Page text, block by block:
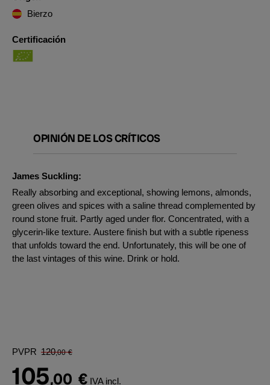
Bierzo
Certificación
OPINIÓN DE LOS CRÍTICOS
James Suckling:
Really absorbing and exceptional, showing lemons, almonds,
green olives and spices with a saline thread complemented by
round stone fruit. Partly aged under flor. Concentrated, with a
glycerin-like texture. Austere finish but with a subtle ripeness
that unfolds toward the end. Unfortunately, this will be one of
the last vintages of this wine. Drink or hold.
PVPR 120,00 €
105,00 € IVA incl.